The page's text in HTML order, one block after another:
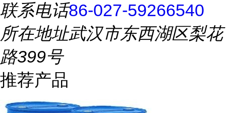
联系电话86-027-59266540
所在地址武汉市东西湖区梨花
路399号
推荐产品